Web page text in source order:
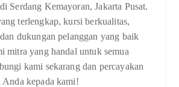
Serdang Kemayoran, Jakarta Pusat.
terlengkap, kursi berkualitas,
dukungan pelanggan yang baik
mitra yang handal untuk semua
kami sekarang dan percayakan
kepada kami!